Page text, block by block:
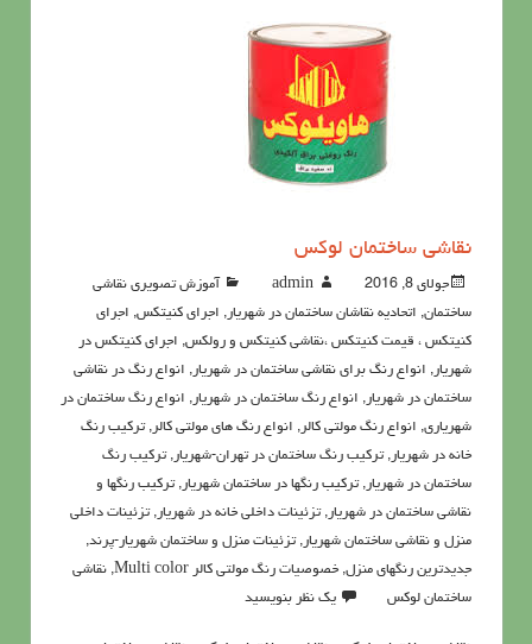
نقاشی ساختمان لوکس
جولای 8, 2016 admin
آموزش تصویری نقاشی
ساختمان, اتحادیه نقاشان ساختمان در شهریار, اجرای کنیتکس, اجرای
کنیتکس ، قیمت کنیتکس ،نقاشي كنيتكس و رولكس, اجرای کنیتکس در
شهریار, انواع رنگ برای نقاشی ساختمان در شهریار, انواع رنگ در نقاشی
ساختمان در شهریار, انواع رنگ ساختمان در شهریار, انواع رنگ ساختمان در
شهریاری, انواع رنگ مولتی کالر, انواع رنگ های مولتی کالر,تركيب رنگ
خانه در شهریار,تركيب رنگ ساختمان در تهران-شهریار,ترکیب رنگ
ساختمان در شهریار,ترکیب رنگها در ساختمان شهریار,ترکیب رنگها و
نقاشی ساختمان در شهریار,تزئینات داخلی خانه در شهریار,تزئینات داخلی
منزل و نقاشی ساختمان شهریار,تزئینات منزل و ساختمان شهریار-پرند,
جدیدترین رنگهای منزل, خصوصيات رنگ مولتي کالر Multi color , نقاشی
ساختمان لوکس
یک نظر بنویسید